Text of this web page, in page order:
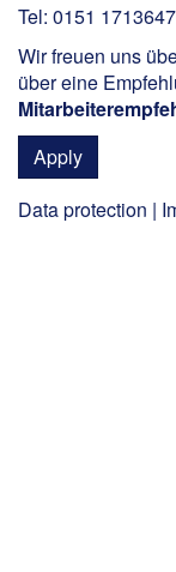
Tel: 0151
Wir freuen uns
über eine
Apply
Data protection |